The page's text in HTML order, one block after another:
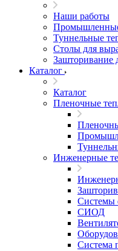
Наши работы
Туннельные
Столы для
Зашторивание
Каталог
Каталог
Пленочные
Инженерные
Системы
СИОД
Система